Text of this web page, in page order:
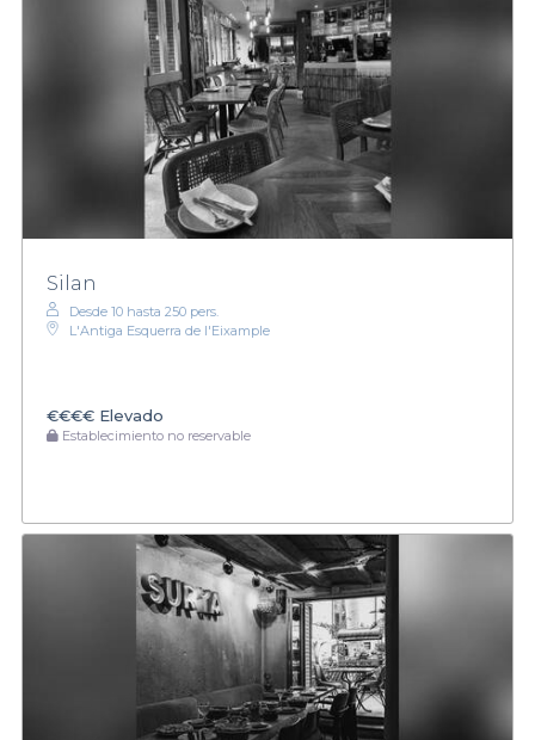
Silan
Desde 10 hasta 250 pers.
L'Antiga Esquerra de l'Eixample
€€€€ Elevado
Establecimiento no reservable